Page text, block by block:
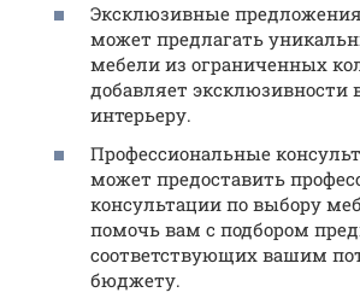
Эксклюзивные
может предлагать
мебели из ограниченных
добавляет эксклюзивности
интерьеру.
Профессиональные
может предоставить
консультации по выбору
помочь вам с подбором
соответствующих вашим
бюджету.